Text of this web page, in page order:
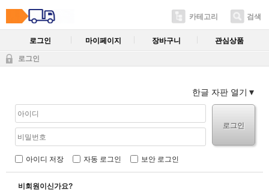
카테고리 검색
로그인 마이페이지 장바구니 관심상품
로그인
한글 자판 열기
로그인
아이디 저장 자동 로그인 보안 로그인
비회원이신가요?